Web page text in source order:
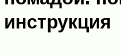
инструкция